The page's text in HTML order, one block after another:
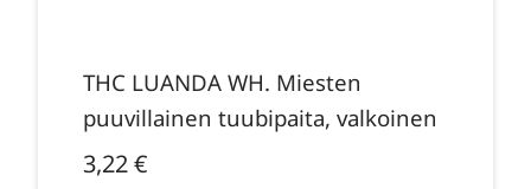
THC LUANDA WH. Miesten
puuvillainen tuubipaita, valkoinen
3,22€